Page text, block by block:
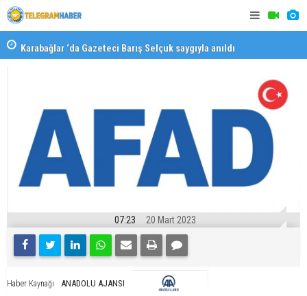
Karabağlar ‘da Gazeteci Barış Selçuk saygıyla anıldı
07:23 20 Mart 2023
Haber Kaynağı ANADOLU AJANSI